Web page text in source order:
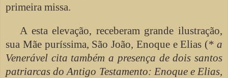
primeira missa.
A esta elevação, receberam grande ilustração,
sua Mãe puríssima, São João, Enoque e Elias (* a
Venerável cita também a presença de dois santos
patriarcas do Antigo Testamento: Enoque e Elias,